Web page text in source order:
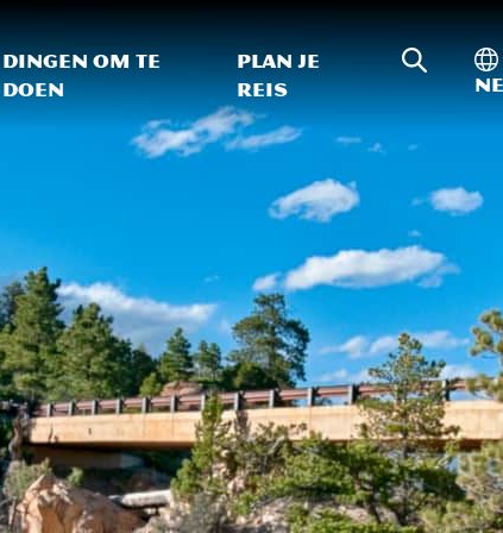
Dingen om te
doen
Plan je
reis
Zoeken